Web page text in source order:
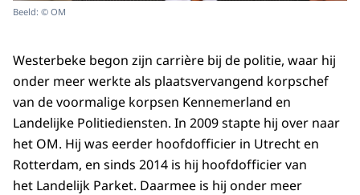
Beeld: © OM
Westerbeke begon zijn carrière bij de politie, waar hij
onder meer werkte als plaatsvervangend korpschef
van de voormalige korpsen Kennemerland en
Landelijke Politiediensten. In 2009 stapte hij over naar
het OM. Hij was eerder hoofdofficier in Utrecht en
Rotterdam, en sinds 2014 is hij hoofdofficier van
het Landelijk Parket. Daarmee is hij onder meer